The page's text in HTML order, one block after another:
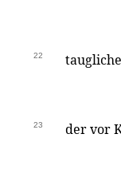
22
23 der vor